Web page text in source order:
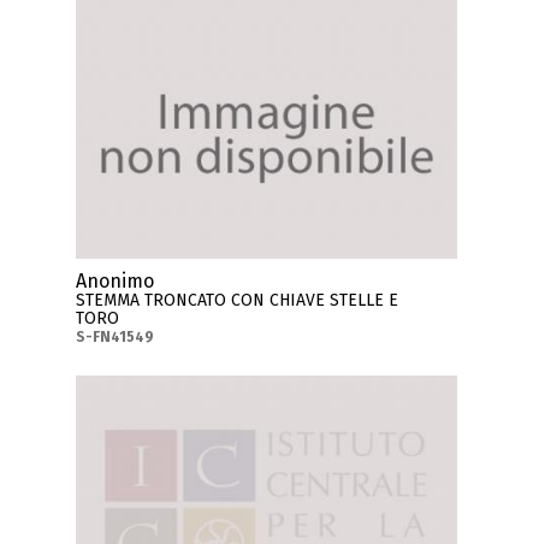
Anonimo
STEMMA TRONCATO CON CHIAVE STELLE E
TORO
S-FN41549